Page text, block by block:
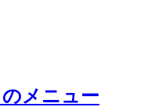
のメニュー